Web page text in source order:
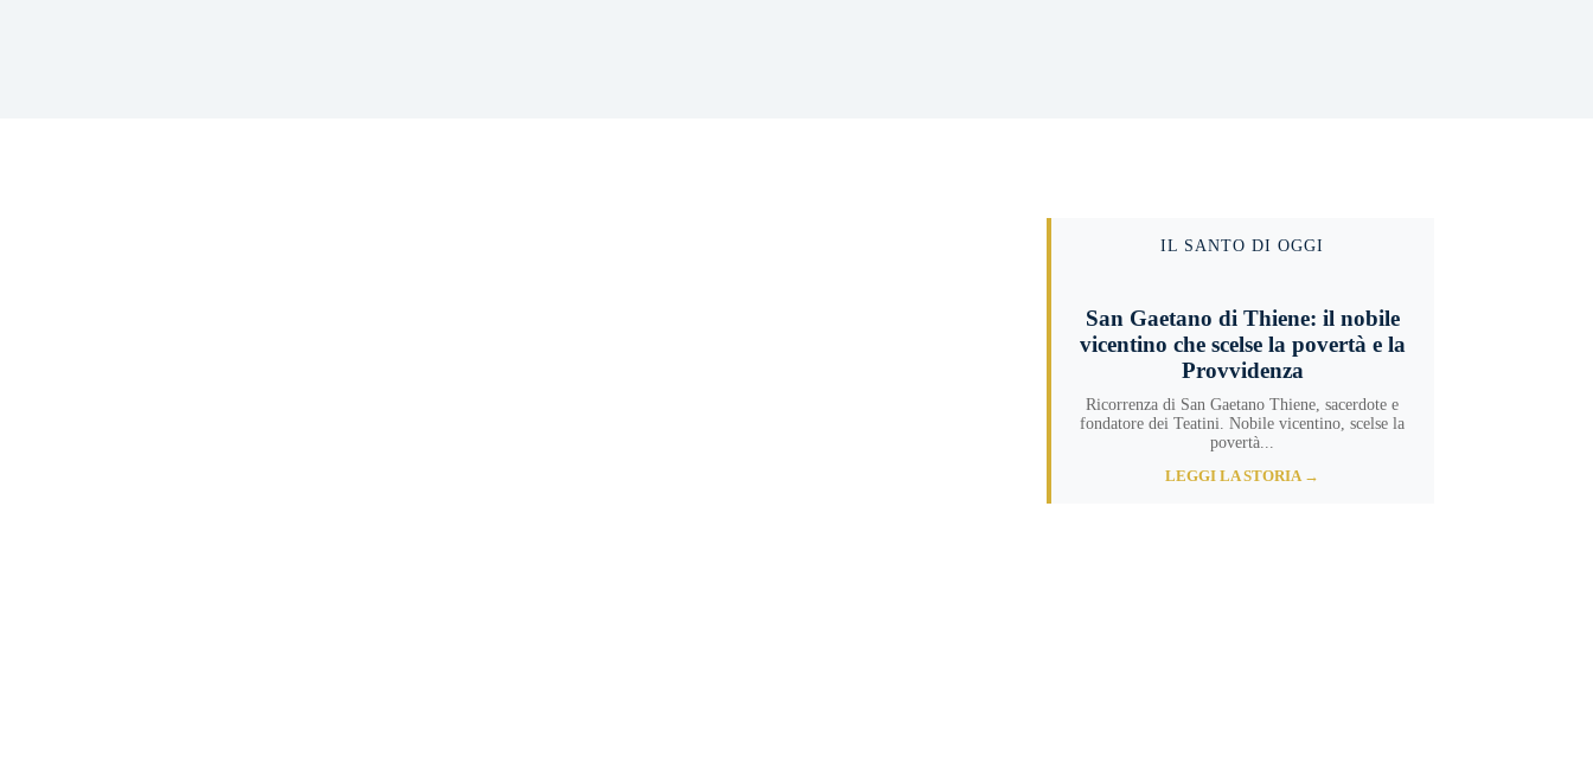
IL SANTO DI OGGI
San Gaetano di Thiene: il nobile
vicentino che scelse la povertà e la
Provvidenza
Ricorrenza di San Gaetano Thiene, sacerdote e
fondatore dei Teatini. Nobile vicentino, scelse la
povertà...
LEGGI LA STORIA →